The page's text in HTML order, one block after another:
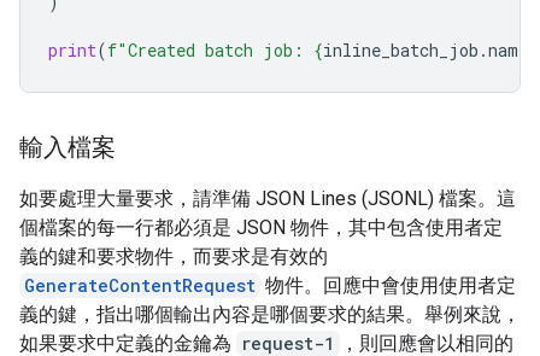
print(f"Created batch job: {inline_batch_job .name
輸入檔案
如要處理大量要求，請準備 JSON Lines (JSONL) 檔案。這
個檔案的每一行都必須是 JSON 物件，其中包含使用者定
義的鍵和要求物件，而要求是有效的
GenerateContentRequest 物件。回應中會使用使用者定
義的鍵，指出哪個輸出內容是哪個要求的結果。舉例來說，
如果要求中定義的金鑰為 request-1
，則回應會以相同的